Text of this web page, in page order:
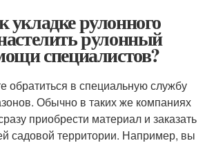
укладке рулонного
рулонный
специалистов?
обратиться в специальную службу
Обычно в таких же компаниях
приобрести материал и заказать
садовой территории. Например, вы